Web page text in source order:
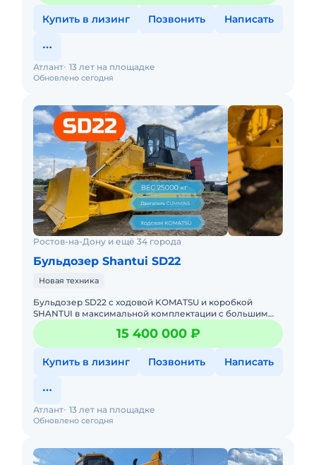
Купить в лизинг Позвонить Написать
Обновлено сегодня
Атлант 13 лет на площадке
Ростов-на-Дону и ещё 34 города
Бульдозер Shantui SD22
Новая техника
Бульдозер SD22 с ходовой KOMATSU и коробкой
SHANTUI в максимальной комплектации с большим
ассортиментом навесного оборудования
Официальная гарантия до 6000 м.ч
15 400 000 ₽
Купить в лизинг Позвонить Написать
Обновлено сегодня
Атлант 13 лет на площадке